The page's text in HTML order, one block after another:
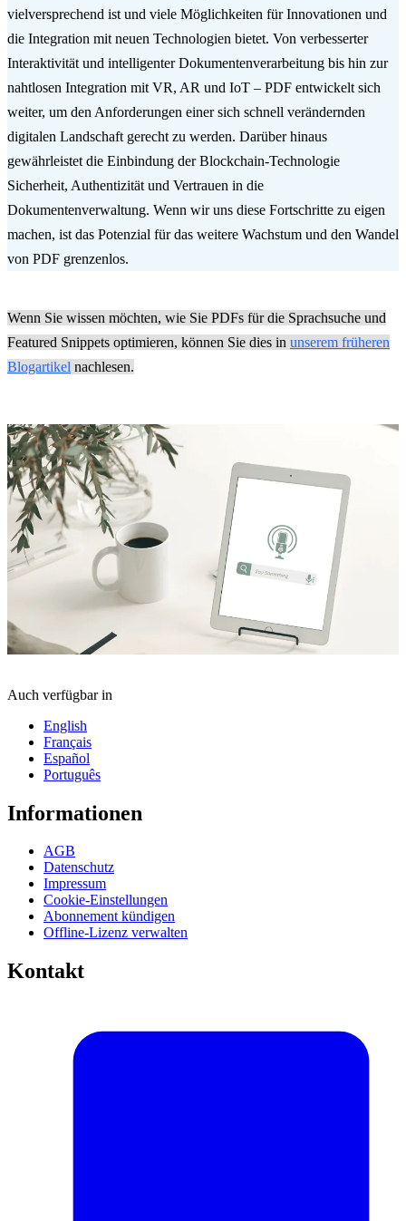
vielversprechend ist und viele Möglichkeiten für Innovationen und
die Integration mit neuen Technologien bietet. Von verbesserter
Interaktivität und intelligenter Dokumentenverarbeitung bis hin zur
nahtlosen Integration mit VR, AR und IoT – PDF entwickelt sich
weiter, um den Anforderungen einer sich schnell verändernden
digitalen Landschaft gerecht zu werden. Darüber hinaus
gewährleistet die Einbindung der Blockchain-Technologie
Sicherheit, Authentizität und Vertrauen in die
Dokumentenverwaltung. Wenn wir uns diese Fortschritte zu eigen
machen, ist das Potenzial für das weitere Wachstum und den Wandel
von PDF grenzenlos.
Wenn Sie wissen möchten, wie Sie PDFs für die Sprachsuche und
Featured Snippets optimieren, können Sie dies in unserem früheren
Blogartikel nachlesen.
Auch verfügbar in
English
Français
Español
Português
Informationen
AGB
Datenschutz
Impressum
Cookie-Einstellungen
Abonnement kündigen
Offline-Lizenz verwalten
Kontakt